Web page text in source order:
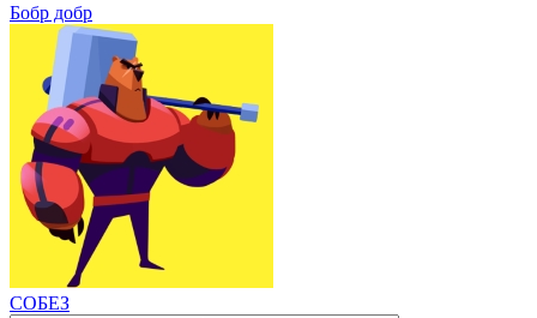
Бобр добр
СОБЕЗ